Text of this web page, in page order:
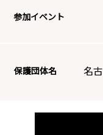
参加イベント
保護団体名 名